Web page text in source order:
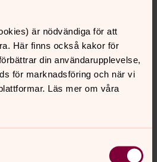
är nödvändiga för att
Här finns också kakor för
din användarupplevelse,
för marknadsföring och när vi
Läs mer om våra
på sidans